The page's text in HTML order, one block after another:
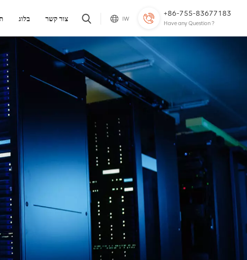
+86-755-83677183
Have any Question ?
IW בלוג צור קשר